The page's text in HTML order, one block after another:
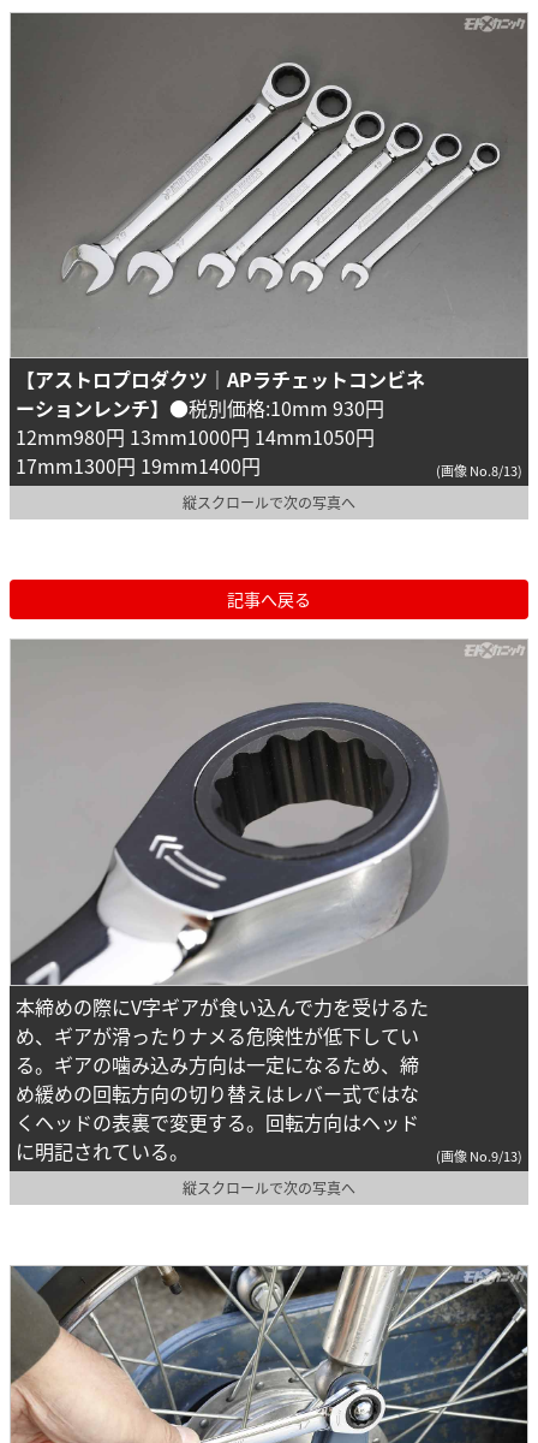
【アストロプロダクツ｜APラチェットコンビネ
ーションレンチ】 ●税別価格:10mm 930円
12mm980円 13mm1000円 14mm1050円
17mm1300円 19mm1400円
(画像 No.8/13)
縦スクロールで次の写真へ
記事へ戻る
本締めの際にV字ギアが食い込んで力を受けるた
め、ギアが滑ったりナメる危険性が低下してい
る。ギアの噛み込み方向は一定になるため、締
め緩めの回転方向の切り替えはレバー式ではな
くヘッドの表裏で変更する。回転方向はヘッド
に明記されている。
(画像 No.9/13)
縦スクロールで次の写真へ